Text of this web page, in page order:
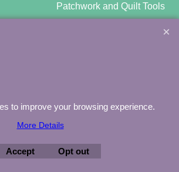
Patchwork and Quilt Tools
– 030-6573081 – info@minewood.nl
to improve your browsing experience.
More Details
Accept Opt out